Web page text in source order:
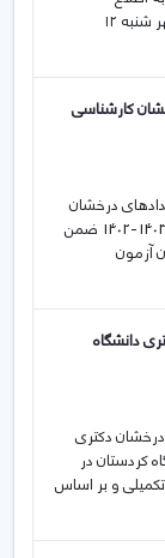
دانشجویان گرامی می‌رساند سراهای دانشجویی از ظهر شنبه ۱۲
کارشناسی
درخشان
کارشناسی ارشد دانشگاه کردستان برای سال تحصیلی 1403-1402 ضمن
آزمون
دانشگاه
درخشان دکتری
سال تحصیلی ۱۴۰۳-۱۴۰۲ دانشگاه کردستان در
و بر اساس